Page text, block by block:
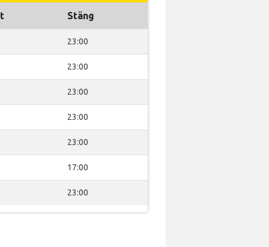
Stäng
23:00
23:00
23:00
23:00
23:00
17:00
23:00